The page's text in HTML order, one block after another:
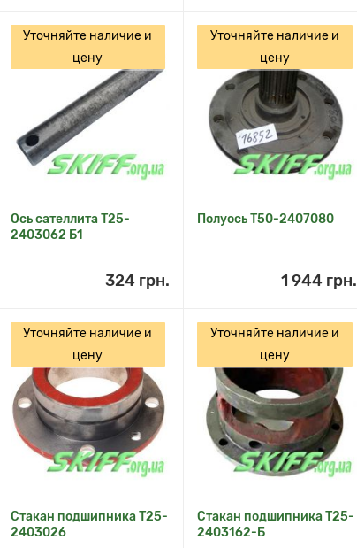
Уточняйте наличие и
цену
Ось сателлита Т25-
2403062 Б1
324 грн.
Уточняйте наличие и
цену
Полуось Т50-2407080
1 944 грн.
Уточняйте наличие и
цену
Стакан подшипника Т25-
2403026
Уточняйте наличие и
цену
Стакан подшипника Т25-
2403162-Б